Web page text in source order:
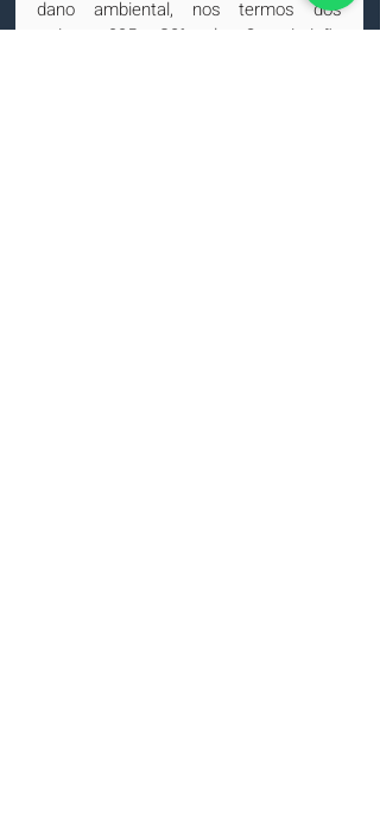
dano ambiental, nos termos dos
artigos 225, §3°, da Constituição